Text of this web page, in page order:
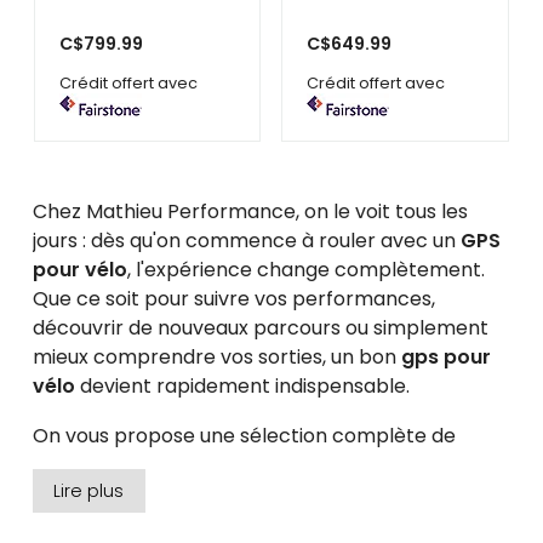
C$799.99
Crédit offert avec
C$649.99
Crédit offert avec
Chez Mathieu Performance, on le voit tous les
jours : dès qu'on commence à rouler avec un GPS
pour vélo, l'expérience change complètement.
Que ce soit pour suivre vos performances,
découvrir de nouveaux parcours ou simplement
mieux comprendre vos sorties, un bon gps pour
vélo devient rapidement indispensable.
On vous propose une sélection complète de
compteurs gps pour vélo
cyclistes d'ici, avec des marques reconnues qu'on
Lire plus